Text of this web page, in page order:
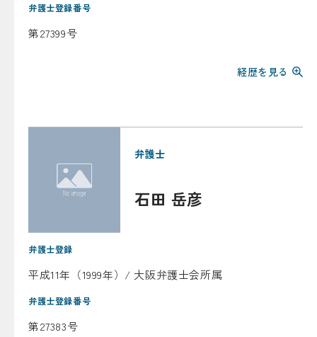
弁護士登録番号
第27399号
経歴を見る
弁護士
石田 岳彦
弁護士登録
平成11年（1999年）/ 大阪弁護士会所属
弁護士登録番号
第27383号